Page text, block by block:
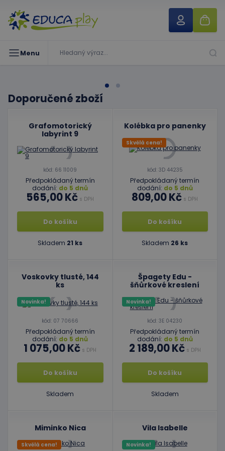
Menu
Doporučené zboží
Grafomotorický
labyrint 9
kód: 66 11009
Předpokládaný termín
dodání: do 5 dnů
565,00 Kč s DPH
Do košíku
Skladem 21 ks
Kolébka pro panenky
Skvělá cena!
kód: 3D 44235
Předpokládaný termín
dodání: do 5 dnů
809,00 Kč s DPH
Do košíku
Skladem 26 ks
Voskovky tlusté, 144
ks
Novinka!
kód: 07 70666
Předpokládaný termín
dodání: do 5 dnů
1 075,00 Kč s DPH
Do košíku
Skladem
Špagety Edu -
šňůrkové kreslení
Novinka!
kód: 3E 04230
Předpokládaný termín
dodání: do 5 dnů
2 189,00 Kčs DPH
Do košíku
Skladem
Miminko Nica
Skvělá cena!
Vila Isabelle
Novinka!